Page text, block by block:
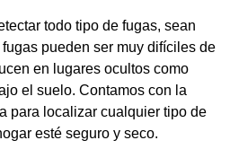
todo tipo de fugas, sean
pueden ser muy difíciles de
en lugares ocultos como
el suelo. Contamos con la
para localizar cualquier tipo de
esté seguro y seco.